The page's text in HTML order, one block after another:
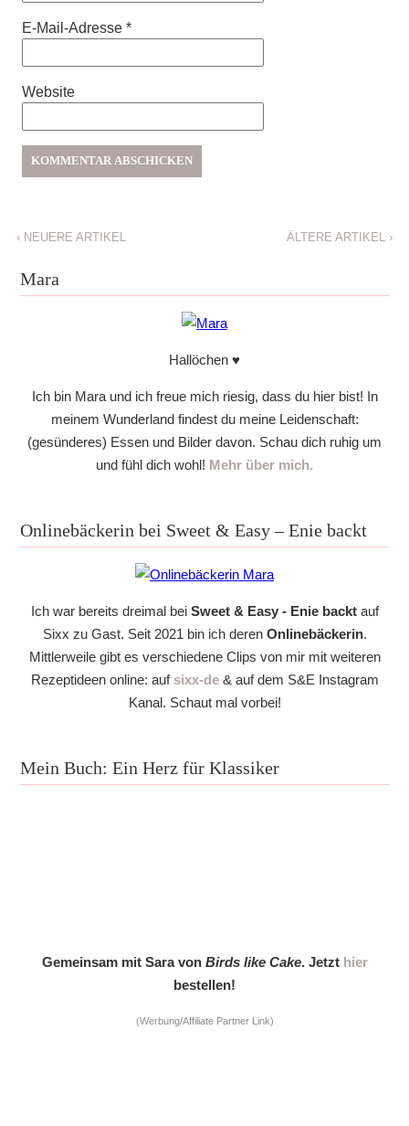
E-Mail-Adresse *
Website
‹NEUERE ARTIKEL ÄLTERE ARTIKEL ›
Mara
Hallöchen ♥
Ich bin Mara und ich freue mich riesig, dass du hier bist! In
meinem Wunderland findest du meine Leidenschaft:
(gesünderes) Essen und Bilder davon. Schau dich ruhig um
und fühl dich wohl! Mehr über mich.
Onlinebäckerin bei Sweet & Easy – Enie backt
Ich war bereits dreimal bei Sweet & Easy - Enie backtauf
Sixx zu Gast. Seit 2021 bin ich deren Onlinebäckerin.
Mittlerweile gibt es verschiedene Clips von mir mit weiteren
Rezeptideen online: auf sixx-de& auf dem S&E Instagram
Kanal. Schaut mal vorbei!
Mein Buch: Ein Herz für Klassiker
Gemeinsam mit Sara von Birds like Cake. Jetzt hier
bestellen!
(Werbung/Affiliate Partner Link)